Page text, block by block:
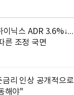
이닉스 ADR 3.6%↓...
른 조정 국면
리 인상 공개적으로
해야"